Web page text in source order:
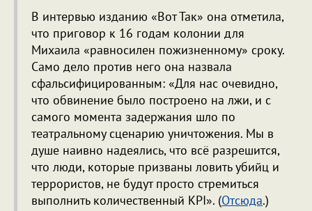
В интервью изданию «Вот Так» она отметила,
что приговор к 16 годам колонии для
Михаила «равносилен пожизненному» сроку.
Само дело против него она назвала
сфальсифицированным: «Для нас очевидно,
что обвинение было построено на лжи, и с
самого момента задержания шло по
театральному сценарию уничтожения. Мы в
душе наивно надеялись, что всё разрешится,
что люди, которые призваны ловить убийц и
террористов, не будут просто стремиться
выполнить количественный KPI». (Отсюда.)